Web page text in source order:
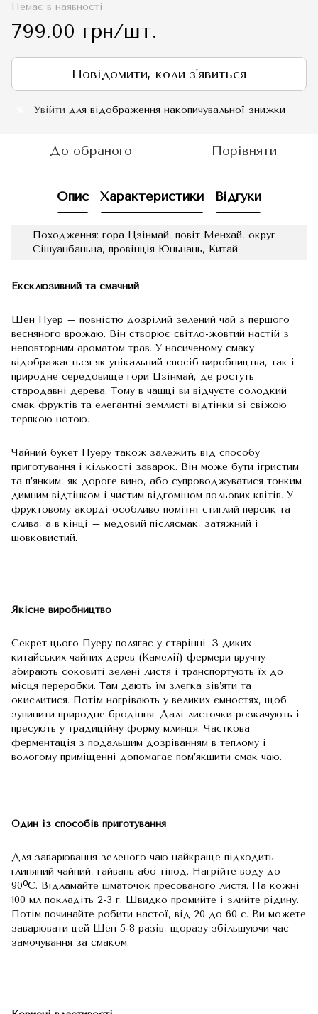
Немає в наявності
799.00 грн/шт.
Повідомити, коли з'явиться
Увійти для відображення накопичувальної знижки
До обраного Порівняти
Опис Характеристики Відгуки
Походження: гора Цзінмай, повіт Менхай, округ
Сішуанбаньна, провінція Юньнань, Китай
Ексклюзивний та смачний
Шен Пуер – повністю дозрілий зелений чай з першого
весняного врожаю. Він створює світло-жовтий настій з
неповторним ароматом трав. У насиченому смаку
відображається як унікальний спосіб виробництва, так і
природне середовище гори Цзінмай, де ростуть
стародавні дерева. Тому в чашці ви відчуєте солодкий
смак фруктів та елегантні землисті відтінки зі свіжою
терпкою нотою.
Чайний букет Пуеру також залежить від способу
приготування і кількості заварок. Він може бути ігристим
та п’янким, як дороге вино, або супроводжуватися тонким
димним відтінком і чистим відгоміном польових квітів. У
фруктовому акорді особливо помітні стиглий персик та
слива, а в кінці – медовий післясмак, затяжний і
шовковистий.
Якісне виробництво
Секрет цього Пуеру полягає у старінні. З диких
китайських чайних дерев (Камелії) фермери вручну
збирають соковиті зелені листя і транспортують їх до
місця переробки. Там дають їм злегка зів’яти та
окислитися. Потім нагрівають у великих ємностях, щоб
зупинити природне бродіння. Далі листочки розкачують і
пресують у традиційну форму млинця. Часткова
ферментація з подальшим дозріванням в теплому і
вологому приміщенні допомагає пом’якшити смак чаю.
Один із способів приготування
Для заварювання зеленого чаю найкраще підходить
глиняний чайний, гайвань або тіпод. Нагрійте воду до
90ᴼС. Відламайте шматочок пресованого листя. На кожні
100 мл покладіть 2-3 г. Швидко промийте і злийте рідину.
Потім починайте робити настої, від 20 до 60 с. Ви можете
заварювати цей Шен 5-8 разів, щоразу збільшуючи час
замочування за смаком.